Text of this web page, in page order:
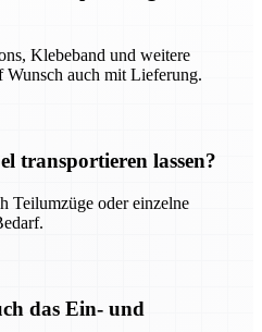
Klebeband und weitere
auch mit Lieferung.
transportieren lassen?
Teilumzüge oder einzelne
das Ein- und